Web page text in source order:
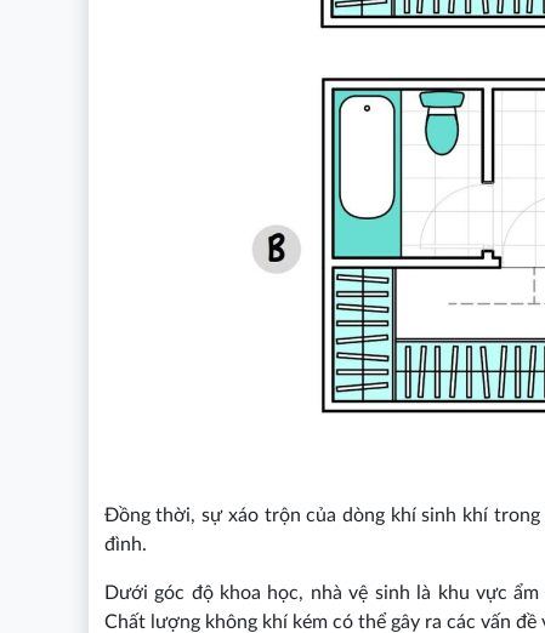
Đồng thời, sự xáo trộn của dòng khí sinh khí trong
đình.
Dưới góc độ khoa học, nhà vệ sinh là khu vực
Chất lượng không khí kém có thể gây ra các vấn